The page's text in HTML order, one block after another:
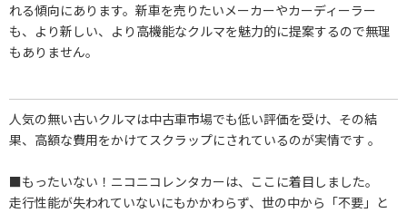
れる傾向にあります。新車を売りたいメーカーやカーディーラー
も、より新しい、より高機能なクルマを魅力的に提案するので無理
もありません。
人気の無い古いクルマは中古車市場でも低い評価を受け、その結
果、高額な費用をかけてスクラップにされているのが実情です 。
■もったいない！ニコニコレンタカーは、ここに着目しました。
走行性能が失われていないにもかかわらず、世の中から「不要」と